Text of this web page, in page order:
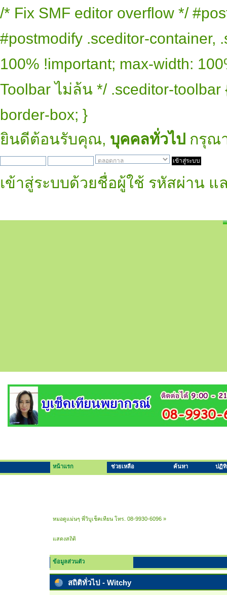
/* Fix SMF editor overflow */
#postmodify .sceditor-container,
100% !important; max-width:
Toolbar ไม่ล้น */ .sceditor-
border-box; }
ยินดีต้อนรับคุณ, บุคคลทั่วไป กรุณ
เข้าสู่ระบบด้วยชื่อผู้ใช้ รหัสผ่าน แ
หน้าแรก ช่วยเหลือ ค้นหา ปฏิ
หมอดูแม่นๆ พี่วิบูเช็คเทียน โทร. 08-9930-6096 »
แสดงสถิติ
ข้อมูลส่วนตัว
สถิติทั่วไป - Witchy